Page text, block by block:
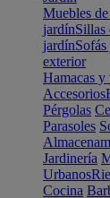
Muebles
jardínSillas
jardín
exterior
Hamacas y
Accesorios
Pérgolas
Parasoles
Jardinería
Urbanos
Cocina